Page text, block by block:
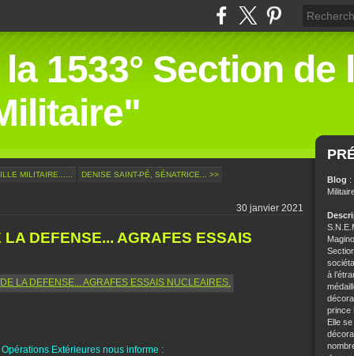
1533° Section de
MILITAIRE...... DENISE SAINT-PÉ, SÉNATRICE... >>
30 janvier 2021
DEFENSE... AGRAFES ESSAIS
Extérieures nous informe :
Blog :
à
prince
Elle